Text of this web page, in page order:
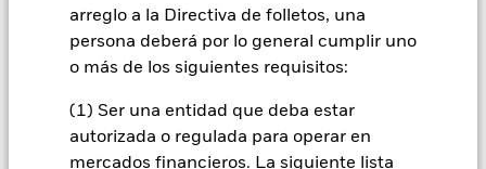
arreglo a la Directiva de folletos, una
persona deberá por lo general cumplir uno
o más de los siguientes requisitos:
(1) Ser una entidad que deba estar
autorizada o regulada para operar en
mercados financieros. La siguiente lista
inversores no recuperen la cantidad invertida originalmente.
Todas las clases de acciones con cobertura de divisas de este
uso de derivados para una clase de acciones podría conllevar
un posible riesgo de contagio (también denominado «spill-
over») a otras clases de acciones del fondo. La sociedad